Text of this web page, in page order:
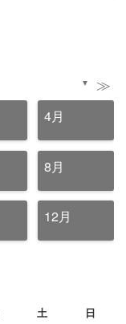
▼ ≫
4月
8月
12月
土 日